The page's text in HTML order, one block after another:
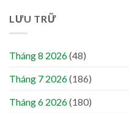
LƯU TRỮ
Tháng 8 2026(48)
Tháng 7 2026(186)
Tháng 6 2026(180)